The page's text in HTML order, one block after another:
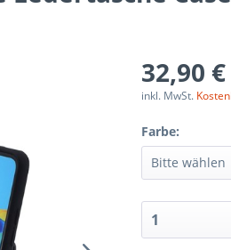
32,90
inkl. MwSt.
Farbe: